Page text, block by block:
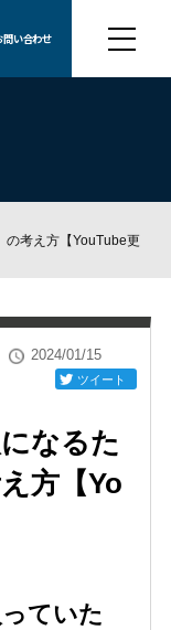
問い合わせ
の考え方【YouTube更
2024/01/15
ツイート
なるた
方【Yo
ていた